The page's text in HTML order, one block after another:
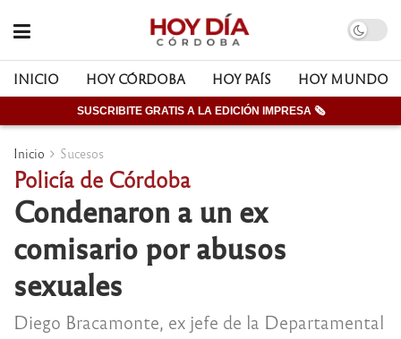
INICIO HOY CÓRDOBA HOY PAÍS HOY MUNDO
SUSCRIBITE GRATIS A LA EDICIÓN IMPRESA 🗞
Inicio Sucesos
Policía de Córdoba
Condenaron a un ex
comisario por abusos
sexuales
Diego Bracamonte, ex jefe de la Departamental